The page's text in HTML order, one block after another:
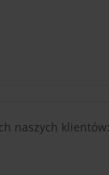
naszych klientów: